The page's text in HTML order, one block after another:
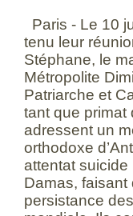
Paris - Le 10
tenu leur
Stéphane, le
Métropolite
Patriarche et
tant que primat
adressent un
orthodoxe
attentat suicide
Damas,
persistance